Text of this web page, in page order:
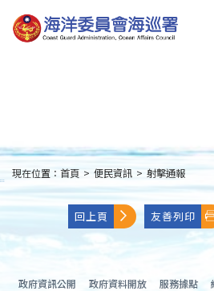
到
主
:::
現在位置： 首頁 > 便民資訊 > 射擊通報
回上頁 友善列印
政府資訊公開 政府資料開放 服務據點